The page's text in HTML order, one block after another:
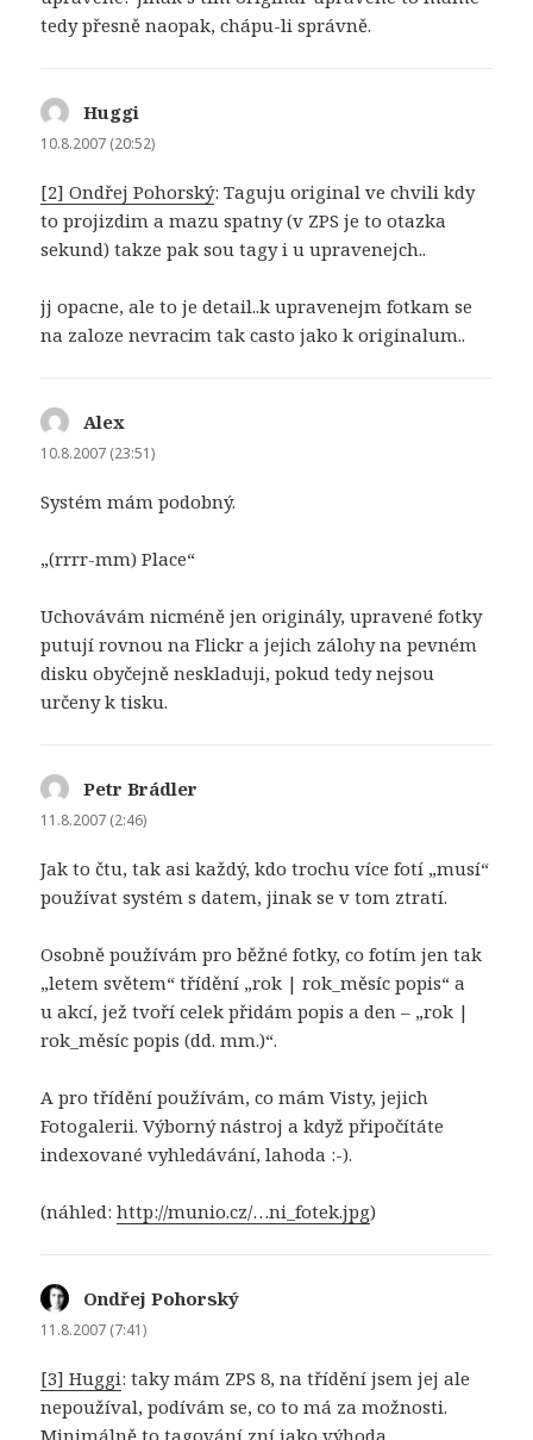
tedy přesně naopak, chápu-li správně.
Huggi
10.8.2007 (20:52)
[2] Ondřej Pohorský: Taguju original ve chvili kdy
to projizdim a mazu spatny (v ZPS je to otazka
sekund) takze pak sou tagy i u upravenejch..
jj opacne, ale to je detail..k upra­venejm fotkam se
na zaloze nevracim tak casto jako k originalum..
Alex
10.8.2007 (23:51)
Systém mám podobný.
„(rrrr-mm) Place“
Uchovávám nicméně jen originály, upravené fotky
putují rovnou na Flickr a jejich zálohy na pevném
disku obyčejně neskladuji, pokud tedy nejsou
určeny k tisku.
Petr Brádler
11.8.2007 (2:46)
Jak to čtu, tak asi každý, kdo trochu více fotí „musí“
používat systém s datem, jinak se v tom ztratí.
Osobně používám pro běžné fotky, co fotím jen tak
„letem světem“ třídění „rok | rok_měsíc popis“ a
u akcí, jež tvoří celek přidám popis a den – „rok |
rok_měsíc popis (dd. mm.)“.
A pro třídění používám, co mám Visty, jejich
Fotogalerii. Výborný nástroj a když připočítáte
indexované vyhledávání, lahoda :-).
(náhled:http://munio.cz/…ni_fotek.jpg)
Ondřej Pohorský
11.8.2007 (7:41)
[3] Huggi: taky mám ZPS 8, na třídění jsem jej ale
nepoužíval, podívám se, co to má za možnosti.